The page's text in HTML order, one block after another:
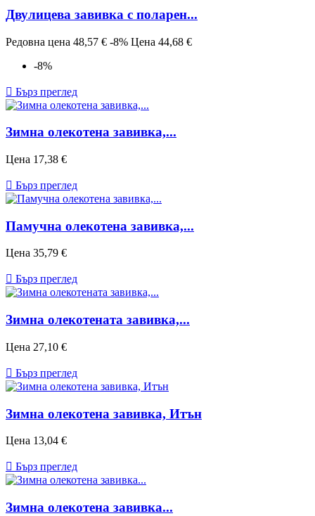
Двулицева завивка с поларен...
Редовна цена 48,57 € -8% Цена 44,68 €
-8%
 Бърз преглед
Зимна олекотена завивка,...
Цена 17,38 €
 Бърз преглед
Памучна олекотена завивка,...
Цена 35,79 €
 Бърз преглед
Зимна олекотената завивка,...
Цена 27,10 €
 Бърз преглед
Зимна олекотена завивка, Итън
Цена 13,04 €
 Бърз преглед
Зимна олекотена завивка...